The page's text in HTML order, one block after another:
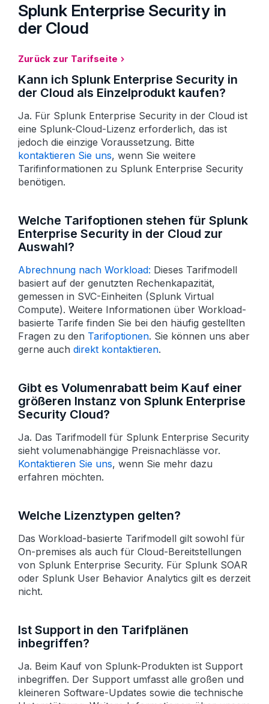
Kann ich Splunk Enterprise Security in
der Cloud als Einzelprodukt kaufen?
Ja. Für Splunk Enterprise Security in der Cloud ist
eine Splunk-Cloud-Lizenz erforderlich, das ist
jedoch die einzige Voraussetzung. Bitte
kontaktieren Sie uns, wenn Sie weitere
Tarifinformationen zu Splunk Enterprise Security
benötigen.
Welche Tarifoptionen stehen für Splunk
Enterprise Security in der Cloud zur
Auswahl?
Abrechnung nach Workload: Dieses Tarifmodell
basiert auf der genutzten Rechen­kapazität,
gemessen in SVC-Einheiten (Splunk Virtual
Compute). Weitere Informationen über Workload-
basierte Tarife finden Sie bei den häufig gestellten
Fragen zu den Tarifoptionen. Sie können uns aber
gerne auch direkt kontaktieren.
Gibt es Volumenrabatt beim Kauf einer
größeren Instanz von Splunk Enterprise
Security Cloud?
Ja. Das Tarifmodell für Splunk Enterprise Security
sieht volumenabhängige Preisnachlässe vor.
Kontaktieren Sie uns, wenn Sie mehr dazu
erfahren möchten.
Welche Lizenztypen gelten?
Das Workload-basierte Tarif­modell gilt sowohl für
On-premises als auch für Cloud-Bereitstellungen
von Splunk Enterprise Security. Für Splunk SOAR
oder Splunk User Behavior Analytics gilt es derzeit
nicht.
Ist Support in den Tarifplänen
inbegriffen?
Ja. Beim Kauf von Splunk-Produkten ist Support
inbegriffen. Der Support umfasst alle großen und
kleineren Software-Updates sowie die technische
Splunk Enterprise Security in
der Cloud
Zurück zur Tarifseite